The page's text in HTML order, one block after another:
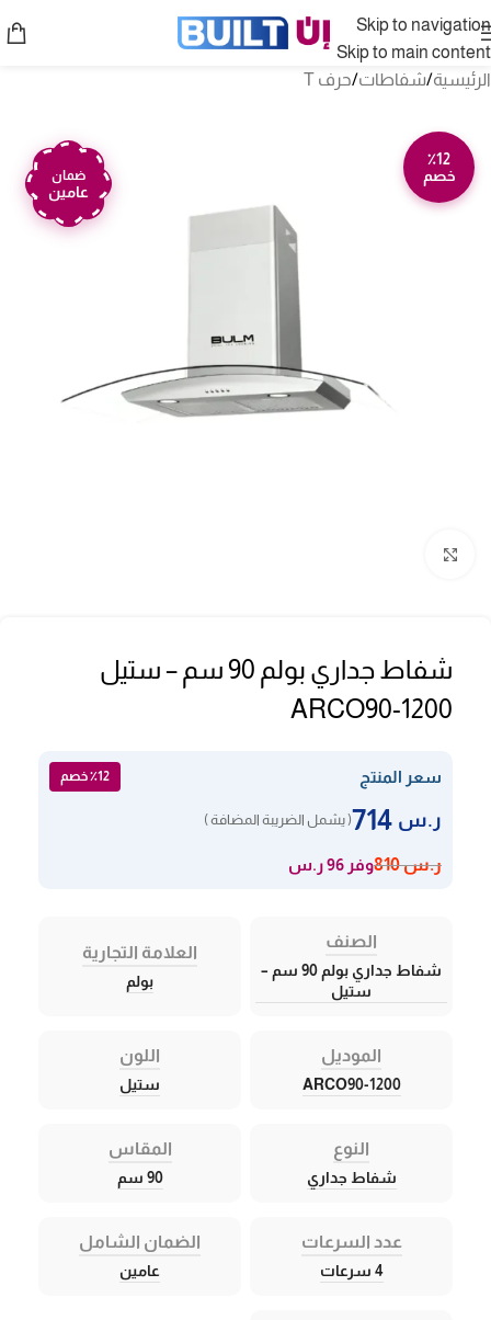
Skip to navigation
Skip to main content
الرئيسية/شفاطات/حرف T
٪12
خصم
ضمان
عامين
شفاط جداري بولم 90 سم – ستيل
ARCO90-1200
سعر المنتج ٪12 خصم
ر.س ( يشمل الضريبة المضافة )
ر.س810 وفر 96 ر.س
الصنف
شفاط جداري بولم 90 سم –
ستيل
العلامة التجارية
بولم
الموديل
ARCO90-1200
اللون
ستيل
النوع
شفاط جداري
المقاس
90 سم
عدد السرعات
4 سرعات
الضمان الشامل
عامين